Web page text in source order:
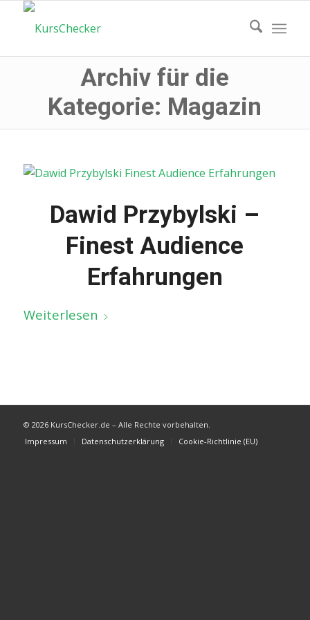
Archiv für die
Kategorie: Magazin
Dawid Przybylski –
Finest Audience
Erfahrungen
Weiterlesen
© 2026 KursChecker.de – Alle Rechte vorbehalten.
Impressum
Datenschutzerklärung Cookie-Richtlinie (EU)